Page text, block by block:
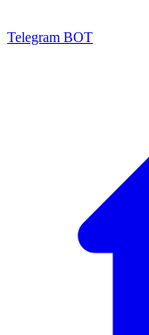
Telegram BOT